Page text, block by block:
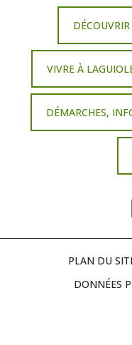
DÉCOUVRIR
VIVRE À
DÉMARCHES,
PLAN DU
DONNÉES